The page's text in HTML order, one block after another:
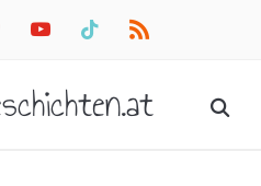
youtube tiktok rss